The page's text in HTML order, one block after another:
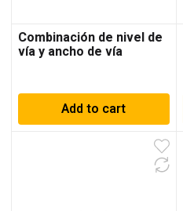
Combinación de nivel de
vía y ancho de vía
Add to cart